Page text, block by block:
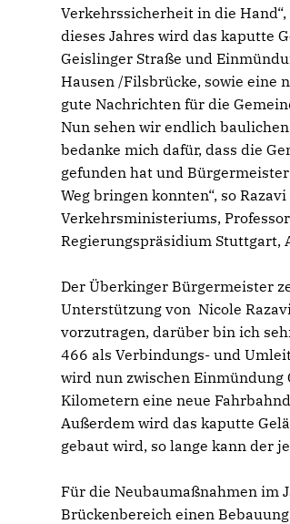
Verkehrssicherheit in die
dieses Jahres wird das kaputte
Geislinger Straße und
Hausen /Filsbrücke, sowie eine
gute Nachrichten für die
Nun sehen wir endlich
bedanke mich dafür, dass die
gefunden hat und
Weg bringen konnten“, so
Verkehrsministeriums,
Regierungspräsidium Stuttgart,
Der Überkinger Bürgermeister
Unterstützung von Nicole
vorzutragen, darüber bin ich
466 als Verbindungs- und
wird nun zwischen Einmündung
Kilometern eine neue
Außerdem wird das kaputte
gebaut wird, so lange kann der
Für die Neubaumaßnahmen im
Brückenbereich einen